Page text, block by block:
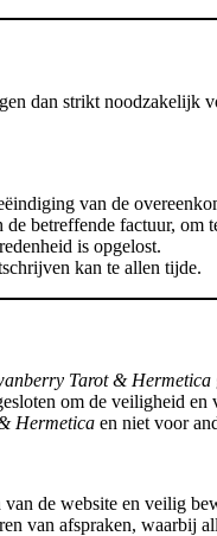
dan strikt
van de
de betreffende factuur,
is opgelost.
kan te allen tijde.
Tarot & Hermetica
om de veiligheid
Hermetica en niet voor
de website en veilig
van afspraken, waarbij